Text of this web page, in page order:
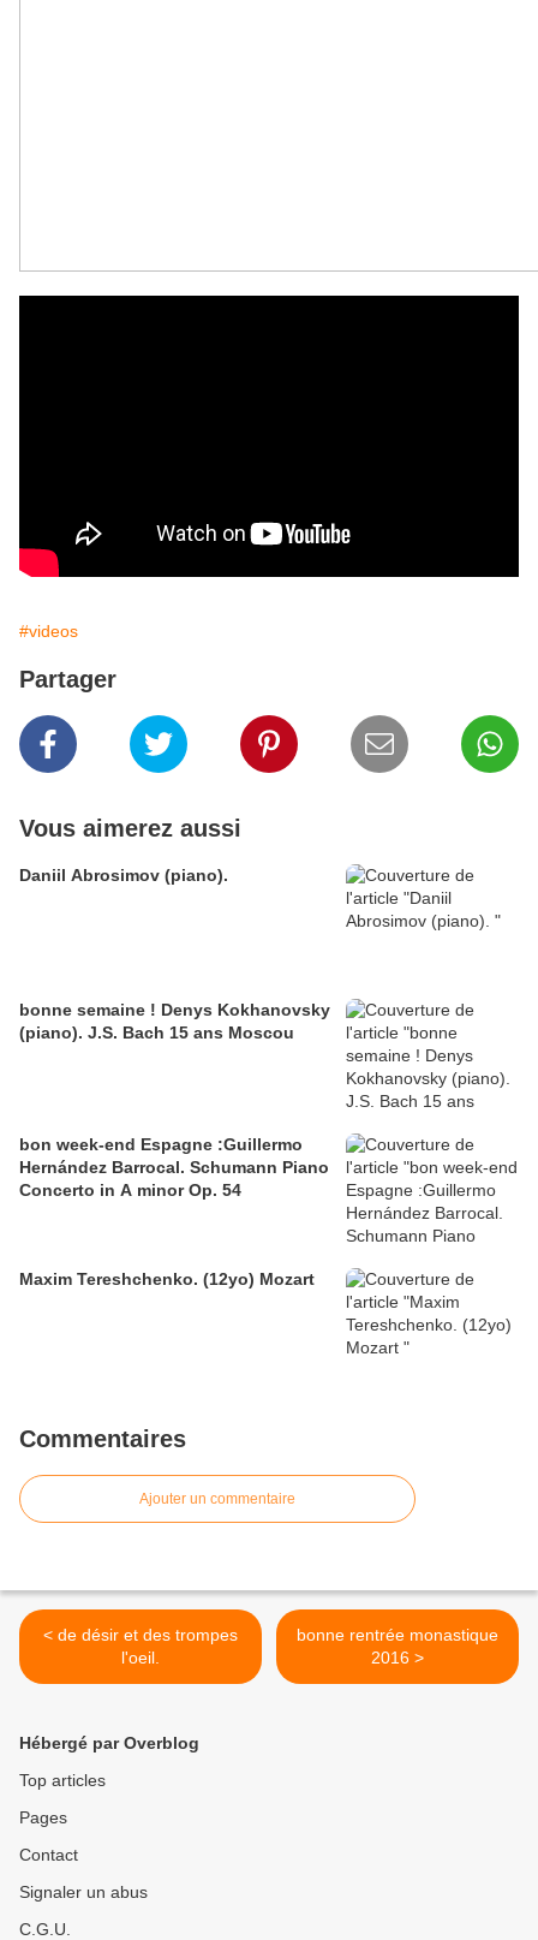
#videos
Partager
Vous aimerez aussi
Daniil Abrosimov (piano).
bonne semaine ! Denys Kokhanovsky
(piano). J.S. Bach 15 ans Moscou
bon week-end Espagne :Guillermo
Hernández Barrocal. Schumann Piano
Concerto in A minor Op. 54
Maxim Tereshchenko. (12yo) Mozart
Commentaires
Ajouter un commentaire
< de désir et des trompes
l'oeil.
bonne rentrée monastique
2016 >
Hébergé par Overblog
Top articles
Pages
Contact
Signaler un abus
C.G.U.